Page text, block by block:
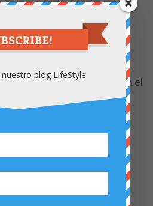
llega la hora del
evitará que la casa se
de lo que le ha costado
de las habitaciones
calefacción se note más en el
o aire se ‘cuelen’ por
de
asociar a un ambiente
blog LifeStyle